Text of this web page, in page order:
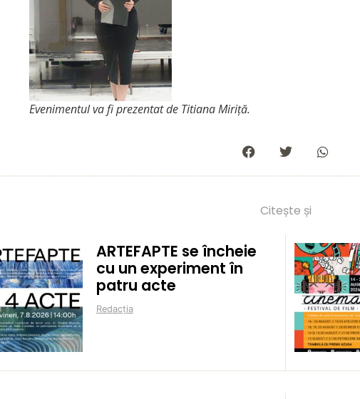
Evenimentul va fi prezentat de Titiana Miriță.
Citește și
ARTEFAPTE se încheie
cu un experiment în
patru acte
Redacția